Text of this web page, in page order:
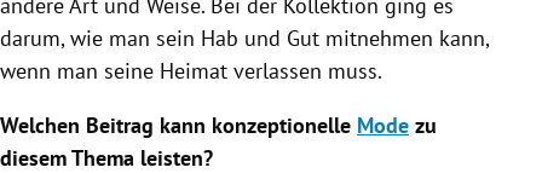
darum, wie man sein Hab und Gut mitnehmen kann,
wenn man seine Heimat verlassen muss.
Welchen Beitrag kann konzeptionelle Mode zu
diesem Thema leisten?